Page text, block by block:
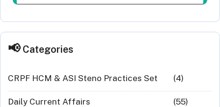
Categories
CRPF HCM & ASI Steno Practices Set (4)
Daily Current Affairs (55)